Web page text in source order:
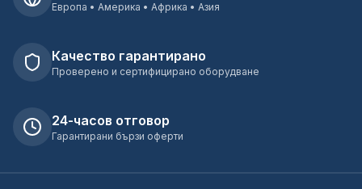
Европа • Америка • Африка • Азия
Качество гарантирано
Проверено и сертифицирано оборудване
24-часов отговор
Гарантирани бързи оферти